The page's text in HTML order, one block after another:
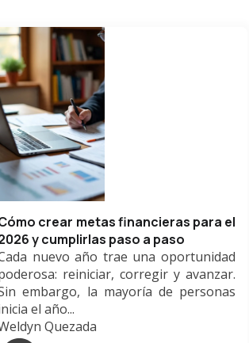
crear metas financieras para el
y cumplirlas paso a paso
nuevo año trae una oportunidad
reiniciar, corregir y avanzar.
embargo, la mayoría de personas
el año...
Quezada